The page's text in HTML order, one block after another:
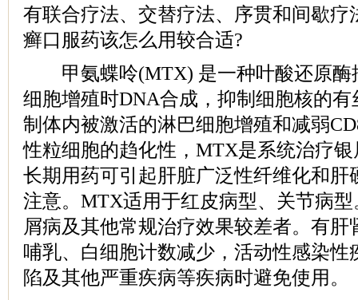
有联合疗法、交替疗法、序贯和间歇疗
癣口服药该怎么用较合适?
甲氨蝶呤(MTX) 是一种叶酸还原酶
细胞增殖时DNA合成，抑制细胞核的
制体内被激活的淋巴细胞增殖和减弱
性粒细胞的趋化性，MTX是系统治疗
长期用药可引起肝脏广泛性纤维化和肝
注意。MTX适用于红皮病型、关节病
屑病及其他常规治疗效果较差者。有肝
哺乳、白细胞计数减少，活动性感染性
陷及其他严重疾病等疾病时避免使用。